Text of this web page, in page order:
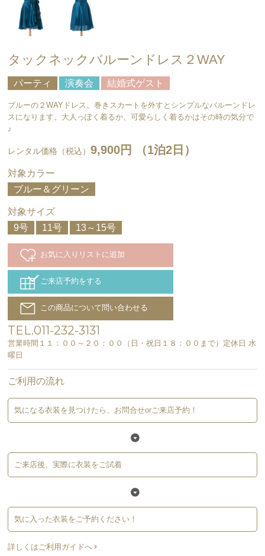
タックネックバルーンドレス２WAY
パーティ 演奏会 結婚式ゲスト
ブルーの２WAYドレス。巻きスカートを外すとシンプルなバルーンドレ
スになります。大人っぽく着るか、可愛らしく着るかはその時の気分で
♪
レンタル価格（税込）9,900円 （1泊2日）
対象カラー
ブルー＆グリーン
対象サイズ
9号
11号 13～15号
お気に入りリストに追加
ご来店予約をする
この商品について問い合わせる
TEL.011-232-3131
営業時間１１：００～２０：００（日・祝日１８：００まで）定休日 水
曜日
ご利用の流れ
気になる衣装を見つけたら、お問合せorご来店予約！
ご来店後、実際に衣装をご試着
気に入った衣装をご予約ください！
詳しくはご利用ガイドへ